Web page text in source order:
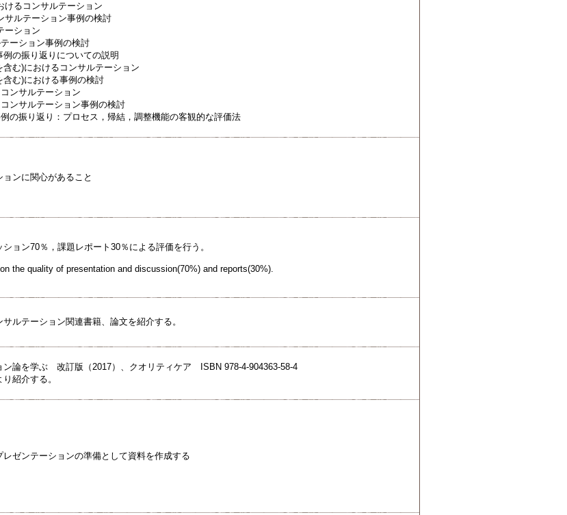
けるコンサルテーション
サルテーション事例の検討
ーション
ーション事例の検討
り返りについての説明
む)におけるコンサルテーション
む)における事例の検討
ンサルテーション
ンサルテーション事例の検討
の振り返り：プロセス，帰結，調整機能の客観的な評価法
ンに関心があること
ョン70％，課題レポート30％による評価を行う。
the quality of presentation and discussion(70%) and reports(30%).
ルテーション関連書籍、論文を紹介する。
論を学ぶ 改訂版（2017）、クオリティケア ISBN 978-4-904363-58-4
紹介する。
ゼンテーションの準備として資料を作成する